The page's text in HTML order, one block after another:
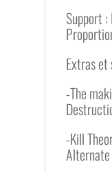
Support :
Extras et
-The
-Kill